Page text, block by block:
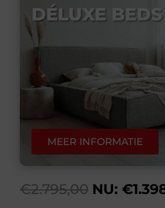
DÉLUXE
MEER INFORMATIE
€2.795,00 NU: